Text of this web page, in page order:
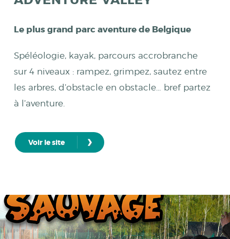
Le plus grand parc aventure de Belgique
Spéléologie, kayak, parcours accrobranche
sur 4 niveaux : rampez, grimpez, sautez entre
les arbres, d’obstacle en obstacle… bref partez
à l’aventure.
Voir le site ›